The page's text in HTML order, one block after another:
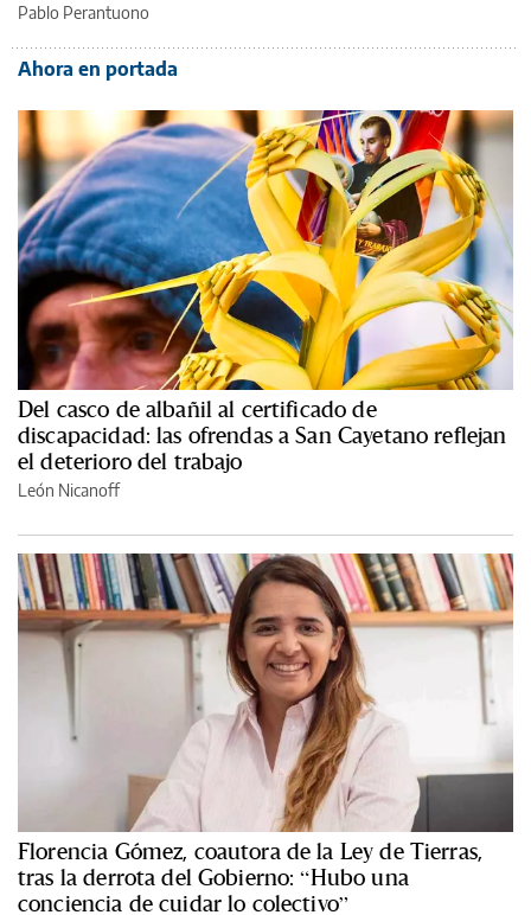
Pablo Perantuono
Ahora en portada
Del casco de albañil al certificado de
discapacidad: las ofrendas a San Cayetano reflejan
el deterioro del trabajo
León Nicanoff
Florencia Gómez, coautora de la Ley de Tierras,
tras la derrota del Gobierno: “Hubo una
conciencia de cuidar lo colectivo”